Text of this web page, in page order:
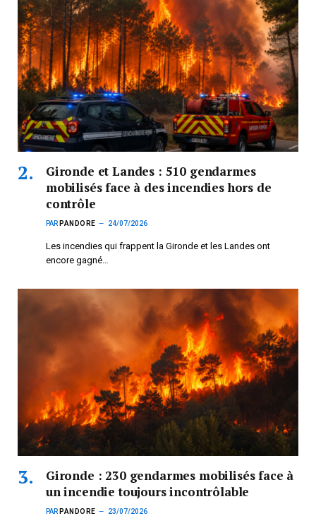
Gironde et Landes : 510 gendarmes
mobilisés face à des incendies hors de
contrôle
PAR PANDORE 24/07/2026
Les incendies qui frappent la Gironde et les Landes ont
encore gagné…
Gironde : 230 gendarmes mobilisés face à
un incendie toujours incontrôlable
PAR PANDORE 23/07/2026